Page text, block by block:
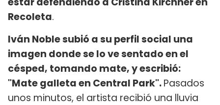
Recoleta.
Iván Noble subió a su perfil social una
imagen donde se lo ve sentado en el
césped, tomando mate, y escribió:
"Mate galleta en Central Park".Pasados
unos minutos, el artista recibió una lluvia